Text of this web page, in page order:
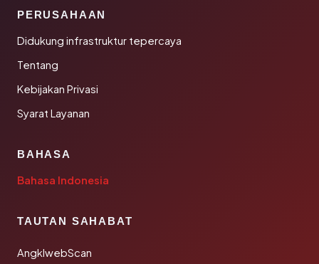
PERUSAHAAN
Didukung infrastruktur tepercaya
Tentang
Kebijakan Privasi
Syarat Layanan
BAHASA
Bahasa Indonesia
TAUTAN SAHABAT
AngklwebScan